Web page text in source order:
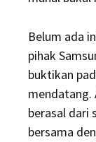
Belum ada
pihak
buktikan
mendatang.
berasal dari
bersama